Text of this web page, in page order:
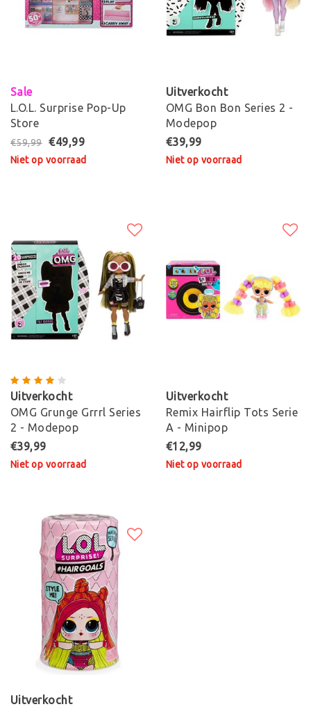
Sale
L.O.L. Surprise Pop-Up
Store
€59,99 €49,99
Niet op voorraad
Uitverkocht
OMG Bon Bon Series 2 -
Modepop
€39,99
Niet op voorraad
Uitverkocht
OMG Grunge Grrrl Series
2 - Modepop
€39,99
Niet op voorraad
Uitverkocht
Remix Hairflip Tots Serie
A - Minipop
€12,99
Niet op voorraad
Uitverkocht